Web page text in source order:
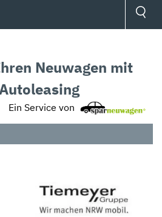
Neuwagen mit
Ein Service von